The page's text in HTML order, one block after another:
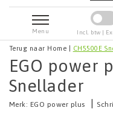
Menu Incl. btw |
Terug naar Home CH5500E
EGO power
Snellader
Merk: EGO power plus